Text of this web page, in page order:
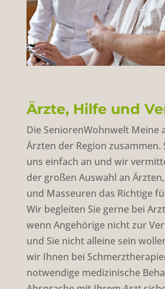
Ärzte, Hilfe und
Die SeniorenWohnwelt Meine
Ärzten der Region zusammen.
uns einfach an und wir
der großen Auswahl an
und Masseuren das Richtige
Wir begleiten Sie gerne bei
wenn Angehörige nicht zur
und Sie nicht alleine sein
wir Ihnen bei
notwendige medizinische